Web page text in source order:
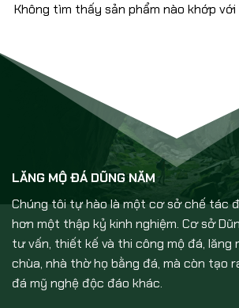
Không tìm thấy sản phẩm nào khớp
LĂNG MỘ ĐÁ DŨNG NĂM
Chúng tôi tự hào là một cơ sở chế tác
hơn một thập kỷ kinh nghiệm. Cơ sở
tư vấn, thiết kế và thi công mộ đá, lăng
chùa, nhà thờ họ bằng đá, mà còn tạo
đá mỹ nghệ độc đáo khác.